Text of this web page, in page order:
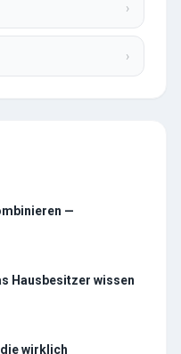
›
›
—
Hausbesitzer wissen
wirklich